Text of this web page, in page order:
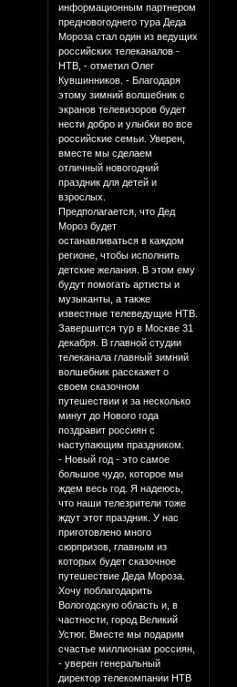
информационным партнером
предновогоднего тура Деда
Мороза стал один из ведущих
российских телеканалов -
НТВ, - отметил Олег
Кувшинников. - Благодаря
этому зимний волшебник с
экранов телевизоров будет
нести добро и улыбки во все
российские семьи. Уверен,
вместе мы сделаем
отличный новогодний
праздник для детей и
взрослых.
Предполагается, что Дед
Мороз будет
останавливаться в каждом
регионе, чтобы исполнить
детские желания. В этом ему
будут помогать артисты и
музыканты, а также
известные телеведущие НТВ.
Завершится тур в Москве 31
декабря. В главной студии
телеканала главный зимний
волшебник расскажет о
своем сказочном
путешествии и за несколько
минут до Нового года
поздравит россиян с
наступающим праздником.
- Новый год - это самое
большое чудо, которое мы
ждем весь год. Я надеюсь,
что наши телезрители тоже
ждут этот праздник. У нас
приготовлено много
сюрпризов, главным из
которых будет сказочное
путешествие Деда Мороза.
Хочу поблагодарить
Вологодскую область и, в
частности, город Великий
Устюг. Вместе мы подарим
счастье миллионам россиян,
- уверен генеральный
директор телекомпании НТВ